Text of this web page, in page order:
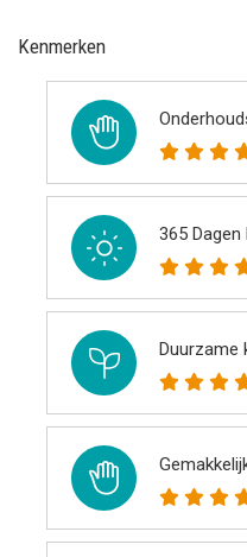
Kenmerken
365 Dagen
Duurzame